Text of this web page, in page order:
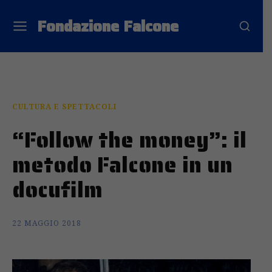
Fondazione Falcone
CULTURA E SPETTACOLI
“Follow the money”: il
metodo Falcone in un
docufilm
22 MAGGIO 2018